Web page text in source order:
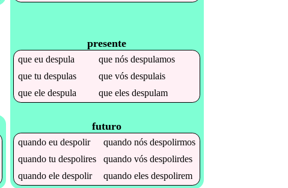
presente
queeudespula quenósdespulamos
quetudespulas quevósdespulais
queeledespula queelesdespulam
futuro
quandoeudespolir quandonósdespolirmos
quandotudespolires quandovósdespolirdes
quandoeledespolir quandoelesdespolirem